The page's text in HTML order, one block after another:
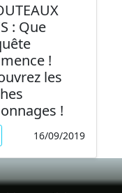
: Que
!
les
!
16/09/2019